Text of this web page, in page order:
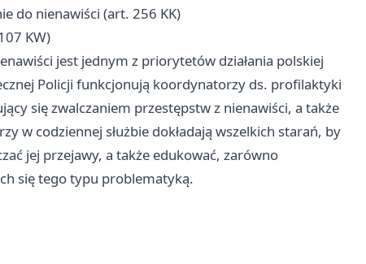
do nienawiści (art. 256 KK)
KW)
jest jednym z priorytetów działania polskiej
Policji funkcjonują koordynatorzy ds. profilaktyki
się zwalczaniem przestępstw z nienawiści, a także
w codziennej służbie dokładają wszelkich starań, by
jej przejawy, a także edukować, zarówno
się tego typu problematyką.